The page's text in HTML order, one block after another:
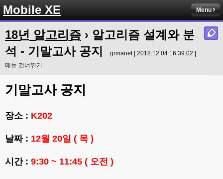
Mobile XE Menu
18년 알고리즘 › 알고리즘 설계와 분
석 - 기말고사 공지
grmanet | 2018.12.04 16:39:02 |
메뉴 건너뛰기
기말고사 공지
장소 : K202
날짜 : 12월 20일 ( 목 )
시간 : 9:30 ~ 11:45 ( 오전 )